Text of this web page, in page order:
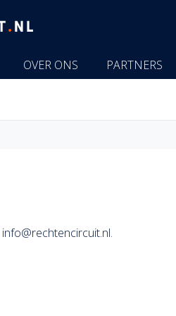
OVER ONS PARTNERS
info@rechtencircuit.nl.